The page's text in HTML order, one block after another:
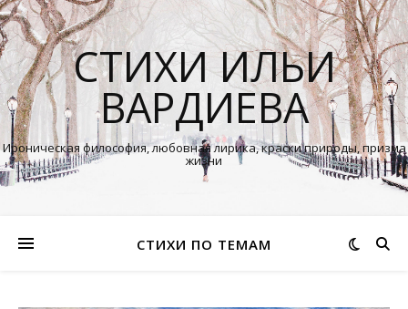
СТИХИ ИЛЬИ
ВАРДИЕВА
Ироническая философия, любовная лирика, краски природы, призма
жизни
СТИХИ ПО ТЕМАМ